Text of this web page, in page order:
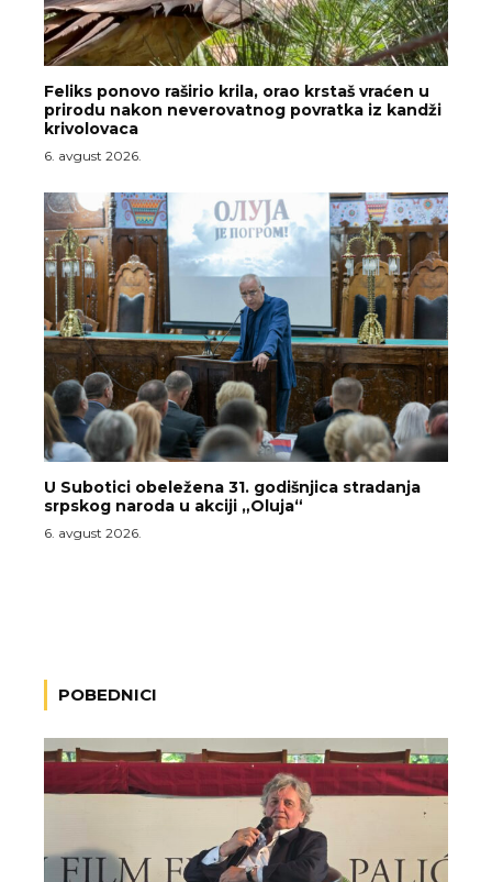
Feliks ponovo raširio krila, orao krstaš vraćen u
prirodu nakon neverovatnog povratka iz kandži
krivolovaca
6. avgust 2026.
U Subotici obeležena 31. godišnjica stradanja
srpskog naroda u akciji „Oluja“
6. avgust 2026.
POBEDNICI